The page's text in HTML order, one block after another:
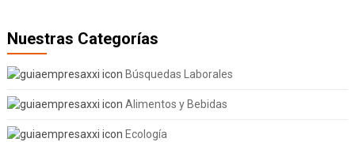
Nuestras Categorías
Búsquedas Laborales
Alimentos y Bebidas
Ecología